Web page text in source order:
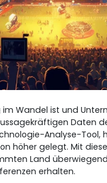
Wandel ist und
Daten
Analyse-
höher gelegt. Mit
Land
erhalten.